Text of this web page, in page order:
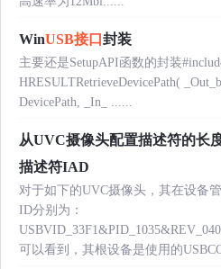
WinUSB接口 封装
主要还是SetupAPI函数的封装
HRESULTRetrieveDevicePath(
DevicePath, _In_ ......
从UVC摄像头配置描述符的长
描述符IAD
对于如下的UVC摄像头，其在设备
ID分别为：
可以看到，其根设备是使用的